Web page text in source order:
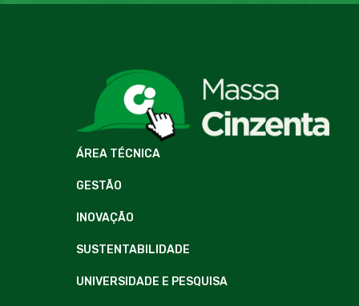
ÁREA TÉCNICA
GESTÃO
INOVAÇÃO
SUSTENTABILIDADE
UNIVERSIDADE E PESQUISA